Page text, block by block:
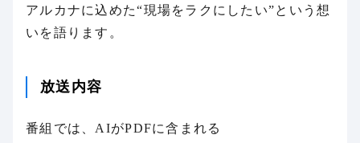
アルカナに込めた“現場をラクにしたい”という想
いを語ります。
放送内容
番組では、AIがPDFに含まれる